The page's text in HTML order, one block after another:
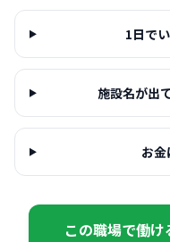
1日で
施設名が出
お金
この職場で働け